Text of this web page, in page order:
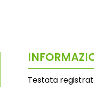
Testata